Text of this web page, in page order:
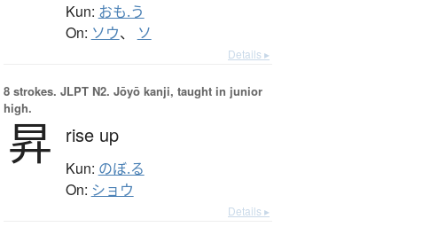
Kun: おも.う
On: ソウ、 ソ
Details ▸
8 strokes. JLPT N2. Jōyō kanji, taught in junior
high.
昇 rise up
Kun: のぼ.る
On: ショウ
Details ▸